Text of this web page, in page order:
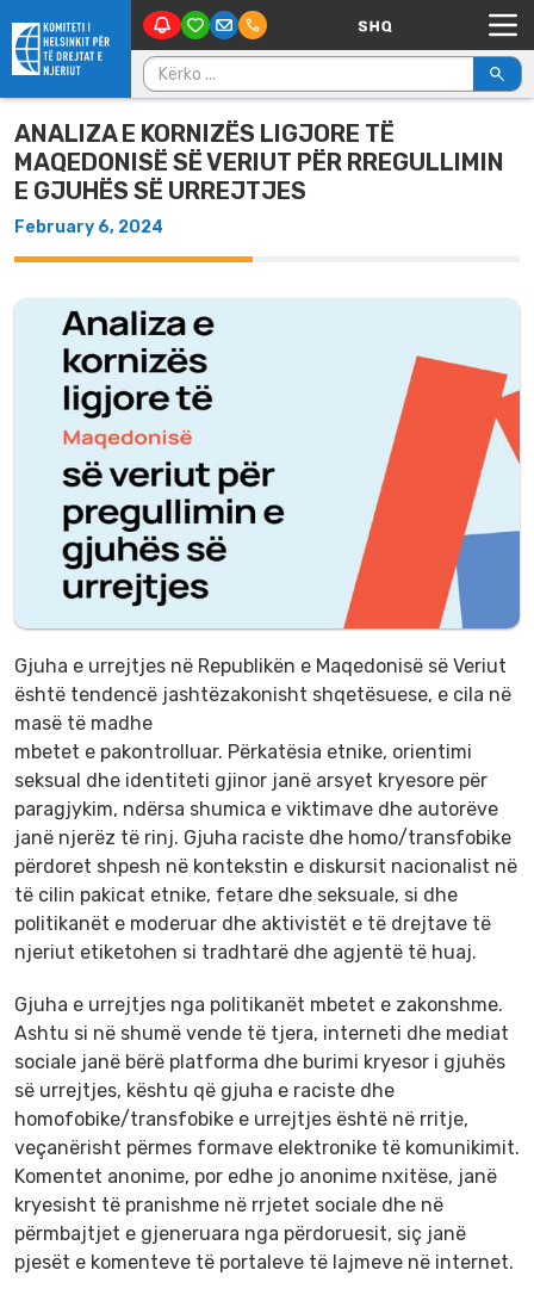
Skip to content Main Navigation
Kërko për:
ANALIZA E KORNIZËS LIGJORE TË
MAQEDONISË SË VERIUT PËR RREGULLIMIN
E GJUHËS SË URREJTJES
February 6, 2024
Gjuha e urrejtjes në Republikën e Maqedonisë së Veriut
është tendencë jashtëzakonisht shqetësuese, e cila në
masë të madhe
mbetet e pakontrolluar. Përkatësia etnike, orientimi
seksual dhe identiteti gjinor janë arsyet kryesore për
paragjykim, ndërsa shumica e viktimave dhe autorëve
janë njerëz të rinj. Gjuha raciste dhe homo/transfobike
përdoret shpesh në kontekstin e diskursit nacionalist në
të cilin pakicat etnike, fetare dhe seksuale, si dhe
politikanët e moderuar dhe aktivistët e të drejtave të
njeriut etiketohen si tradhtarë dhe agjentë të huaj.
Gjuha e urrejtjes nga politikanët mbetet e zakonshme.
Ashtu si në shumë vende të tjera, interneti dhe mediat
sociale janë bërë platforma dhe burimi kryesor i gjuhës
së urrejtjes, kështu që gjuha e raciste dhe
homofobike/transfobike e urrejtjes është në rritje,
veçanërisht përmes formave elektronike të komunikimit.
Komentet anonime, por edhe jo anonime nxitëse, janë
kryesisht të pranishme në rrjetet sociale dhe në
përmbajtjet e gjeneruara nga përdoruesit, siç janë
pjesët e komenteve të portaleve të lajmeve në internet.